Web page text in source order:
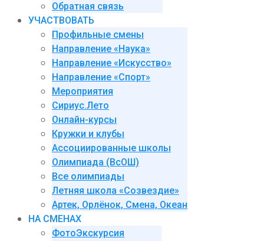
Обратная связь
УЧАСТВОВАТЬ
Профильные смены
Направление «Наука»
Направление «Искусство»
Направление «Спорт»
Мероприятия
Сириус.Лето
Онлайн-курсы
Кружки и клубы
Ассоциированные школы
Олимпиада (ВсОШ)
Все олимпиады
Летняя школа «Созвездие»
Артек, Орлёнок, Смена, Океан
НА СМЕНАХ
ФотоЭкскурсия